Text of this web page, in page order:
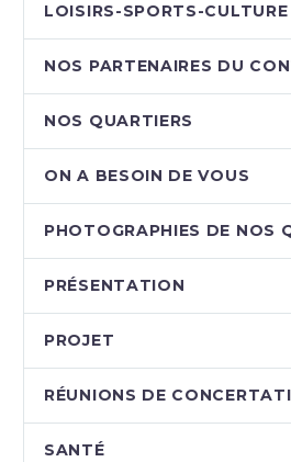
LOISIRS-SPORTS-CULTURE
NOS PARTENAIRES DU
NOS QUARTIERS
ON A BESOIN DE VOUS
PHOTOGRAPHIES DE NOS
PRÉSENTATION
PROJET
RÉUNIONS DE
SANTÉ